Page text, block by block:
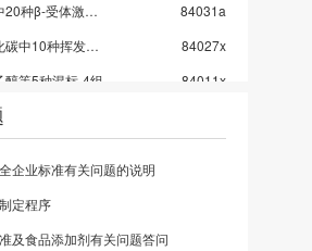
标准溶液/甲醇中20种β-受体激动剂混标溶液/SN/T 5724-2025-2
84031a
标准溶液/二硫化碳中10种挥发性有机物混标
84027x
醇等5种混标-4组
84011x
醇等5种混标-3组
企业标准有关问题的说明
定程序
及食品添加剂有关问题答问